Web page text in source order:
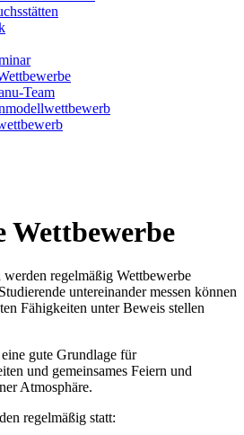
Team
Wettbewerbe
regelmäßig Wettbewerbe
untereinander messen können
Fähigkeiten unter Beweis stellen
gute Grundlage für
und gemeinsames Feiern und
Atmosphäre.
regelmäßig statt: